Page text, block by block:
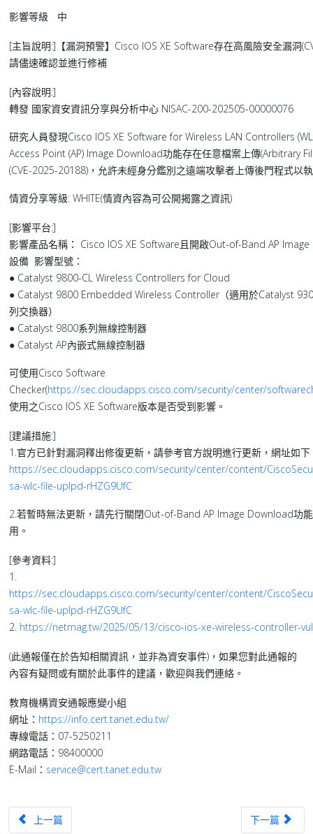
影響等級 中
[主旨說明:]【漏洞預警】Cisco IOS XE Software存在高風險安全漏洞
請儘速確認並進行修補
[內容說明:]
轉發 國家資安資訊分享與分析中心 NISAC-200-202505-00000076
研究人員發現Cisco IOS XE Software for Wireless LAN Controllers
Access Point (AP) Image Download功能存在任意檔案上傳(Arbitrary
(CVE-2025-20188)，允許未經身分鑑別之遠端攻擊者上傳後門程式以
情資分享等級: WHITE(情資內容為可公開揭露之資訊)
[影響平台:]
影響產品名稱： Cisco IOS XE Software且開啟Out-of-Band AP
設備 影響型號：
● Catalyst 9800-CL Wireless Controllers for Cloud
● Catalyst 9800 Embedded Wireless Controller（適用於Catalyst
列交換器）
● Catalyst 9800系列無線控制器
● Catalyst AP內嵌式無線控制器
可使用Cisco Software
Checker(https://sec.cloudapps.cisco.com/security/center/
使用之Cisco IOS XE Software版本是否受到影響。
[建議措施:]
1.官方已針對漏洞釋出修復更新，請參考官方說明進行更新，網址如下
https://sec.cloudapps.cisco.com/security/center/content/
sa-wlc-file-uplpd-rHZG9UfC
2.若暫時無法更新，請先行關閉Out-of-Band AP Image Download功
用。
[參考資料:]
1.
https://sec.cloudapps.cisco.com/security/center/content/
sa-wlc-file-uplpd-rHZG9UfC
2. https://netmag.tw/2025/05/13/cisco-ios-xe-wireless-controller-
(此通報僅在於告知相關資訊，並非為資安事件)，如果您對此通報的
內容有疑問或有關於此事件的建議，歡迎與我們連絡。
教育機構資安通報應變小組
網址： https://info.cert.tanet.edu.tw/
專線電話：07-5250211
網路電話：98400000
E-Mail： service@cert.tanet.edu.tw
上一篇文章：【漏洞預警】Broadcom 旗下 Vmware vCenter
上一篇 下一篇文章：
下一篇